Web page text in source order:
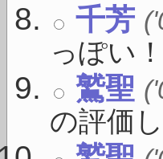
千芳
っぽい！
鷲聖
の評価